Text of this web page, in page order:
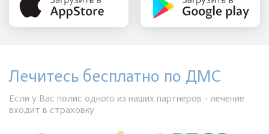
Лечитесь бесплатно по ДМС
Если у Вас полис одного из наших партнеров - лечение
входит в страховку